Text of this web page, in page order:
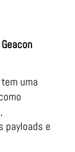
uma
payloads e